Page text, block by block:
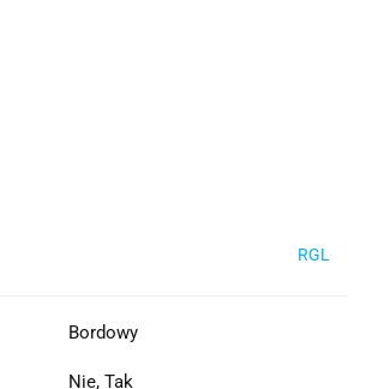
RGL
Bordowy
Nie, Tak